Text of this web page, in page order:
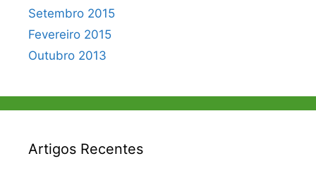
Setembro 2015
Fevereiro 2015
Outubro 2013
Artigos Recentes